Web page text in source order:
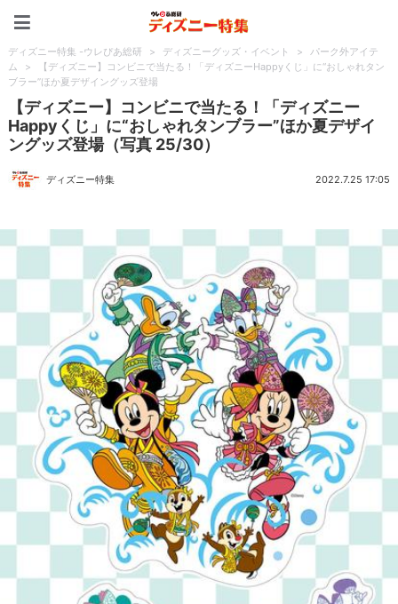
ディズニー特集 -ウレぴあ総研 > ディズニーグッズ・イベント >
パーク外アイテ
ム
>
【ディズニー】コンビニで当たる！「ディズニーHappyくじ」に“おしゃれタン
ブラー”ほか夏デザイングッズ登場
【ディズニー】コンビニで当たる！「ディズニー
Happyくじ」に“おしゃれタンブラー”ほか夏デザイ
ングッズ登場（写真 25/30）
ディズニー特集 2022.7.25 17:05